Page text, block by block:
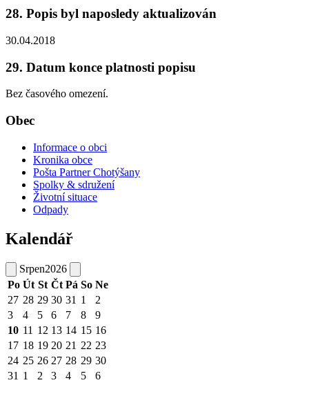
28. Popis byl naposledy aktualizován
30.04.2018
29. Datum konce platnosti popisu
Bez časového omezení.
Obec
Informace o obci
Kronika obce
Pošta Partner Chotýšany
Spolky & sdružení
Životní situace
Odpady
Kalendář
Srpen2026
Po Út St Čt Pá So Ne
27 28 29 30 31 1
2
3
4 5 6 7 8
9
10 11 12 13 14 15 16
17 18 19 20 21 22 23
24 25 26 27 28 29 30
31 1 2 3 4 5 6